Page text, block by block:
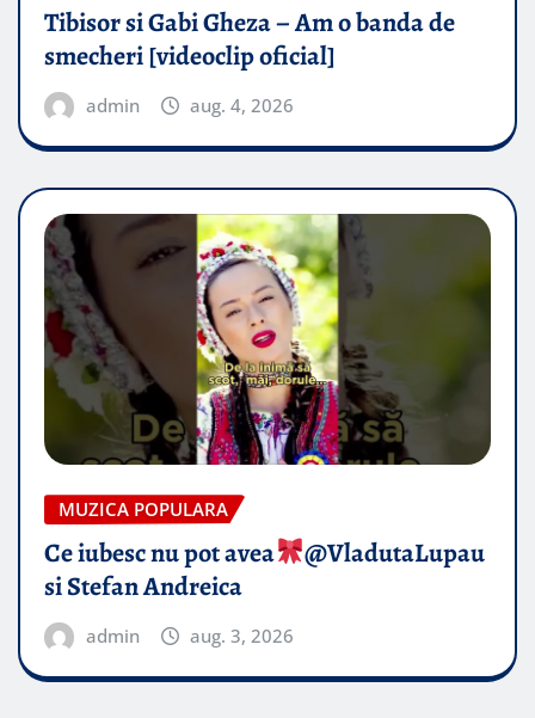
Tibisor si Gabi Gheza – Am o banda de
smecheri [videoclip oficial]
admin aug. 4, 2026
MUZICA POPULARA
Ce iubesc nu pot avea
​@VladutaLupau
si Stefan Andreica
admin aug. 3, 2026